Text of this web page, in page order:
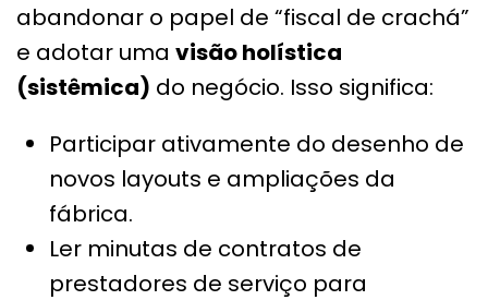
abandonar o papel de “fiscal de crachá”
e adotar uma visão holística
(sistêmica) do negócio. Isso significa:
Participar ativamente do desenho de
novos layouts e ampliações da
fábrica.
Ler minutas de contratos de
prestadores de serviço para